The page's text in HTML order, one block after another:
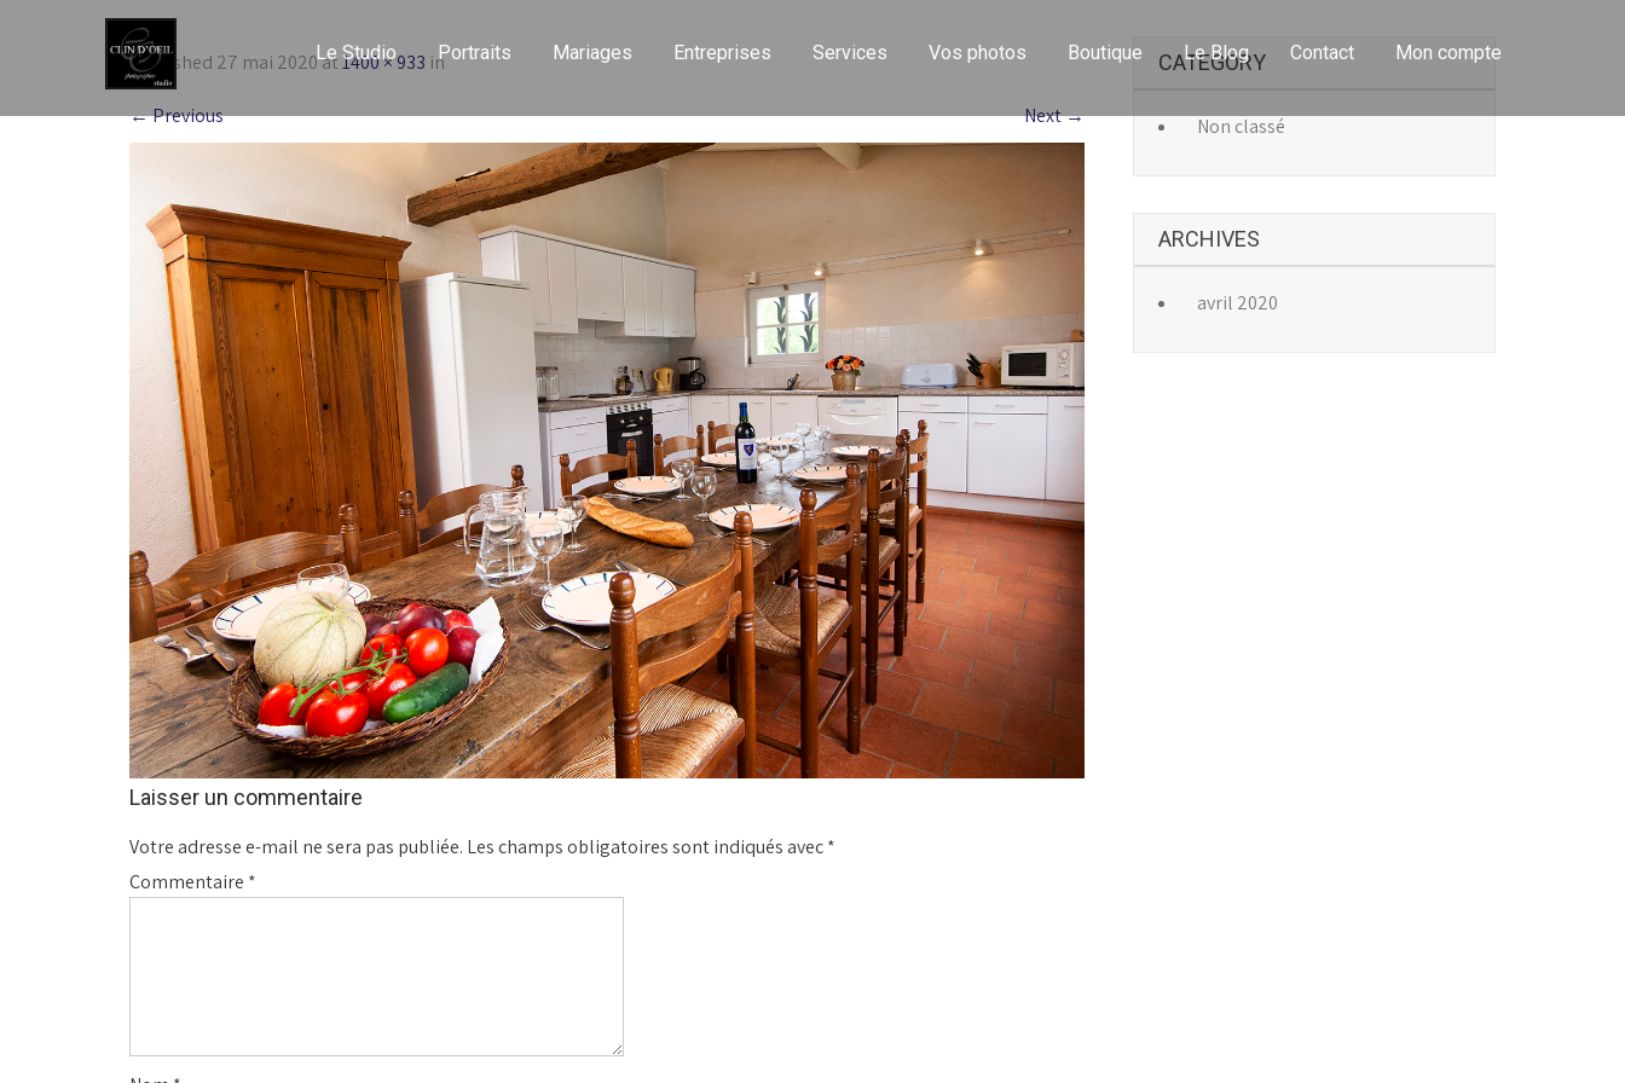
Le Studio Portraits Mariages Entreprises Services Vos photos Boutique Le Blog Contact Mon compte
Published 27 mai 2020at1400 × 933 in
←Previous Next→
Laisser un commentaire
Votre adresse e-mail ne sera pas publiée. Les champs obligatoires sont indiqués avec*
Commentaire *
CATEGORY
Non classé
ARCHIVES
avril 2020